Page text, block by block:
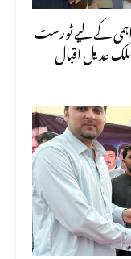
کے لیے ٹورسٹ
ملک عدیل اقبال